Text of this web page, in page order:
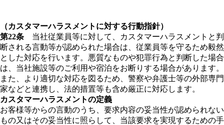
（カスタマーハラスメントに対する行動指針）
第22条 当社従業員等に対して、カスタマーハラスメントと判
断される言動等が認められた場合は、従業員等を守るため毅然
とした対応を行います。悪質なものや犯罪行為と判断した場合
は、当社施設等のご利用や宿泊をお断りする場合があります。
また、より適切な対応を図るため、警察や弁護士等の外部専門
家などと連携し、法的措置等も含め厳正に対応します。
カスタマーハラスメントの定義
お客様等からの言動のうち、要求内容の妥当性が認められない
もの又はその妥当性に照らして、当該要求を実現するための手